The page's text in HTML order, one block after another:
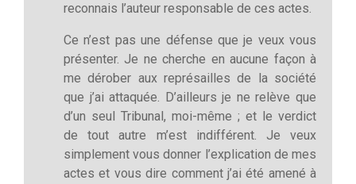
reconnais l’auteur responsable de ces actes.
Ce n’est pas une défense que je veux vous
présenter. Je ne cherche en aucune façon à
me dérober aux représailles de la société
que j’ai attaquée. D’ailleurs je ne relève que
d’un seul Tribunal, moi-même ; et le verdict
de tout autre m’est indifférent. Je veux
simplement vous donner l’explication de mes
actes et vous dire comment j’ai été amené à